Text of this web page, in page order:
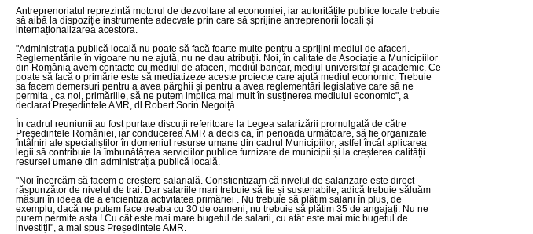
Antreprenoriatul reprezintă motorul de dezvoltare al economiei, iar autoritățile publice locale trebuie
să aibă la dispoziție instrumente adecvate prin care să sprijine antreprenorii locali și
internaționalizarea acestora.
"Administrația publică locală nu poate să facă foarte multe pentru a sprijini mediul de afaceri.
Reglementările în vigoare nu ne ajută, nu ne dau atribuții. Noi, în calitate de Asociație a Municipiilor
din România avem contacte cu mediul de afaceri, mediul bancar, mediul universitar și academic. Ce
poate să facă o primărie este să mediatizeze aceste proiecte care ajută mediul economic. Trebuie
sa facem demersuri pentru a avea pârghii și pentru a avea reglementări legislative care să ne
permita , ca noi, primăriile, să ne putem implica mai mult în susținerea mediului economic", a
declarat Președintele AMR, dl Robert Sorin Negoiță.
În cadrul reuniunii au fost purtate discuții referitoare la Legea salarizării promulgată de către
Președintele României, iar conducerea AMR a decis ca, în perioada următoare, să fie organizate
întâlniri ale specialiștilor în domeniul resurse umane din cadrul Municipiilor, astfel încât aplicarea
legii să contribuie la îmbunătățrea serviciilor publice furnizate de municipii și la creșterea calității
resursei umane din administrația publică locală.
"Noi încercăm să facem o creștere salarială. Constientizam că nivelul de salarizare este direct
răspunzător de nivelul de trai. Dar salariile mari trebuie să fie și sustenabile, adică trebuie săluăm
măsuri în ideea de a eficientiza activitatea primăriei . Nu trebuie să plătim salarii în plus, de
exemplu, dacă ne putem face treaba cu 30 de oameni, nu trebuie să plătim 35 de angajaţi. Nu ne
putem permite asta ! Cu cât este mai mare bugetul de salarii, cu atât este mai mic bugetul de
investiții", a mai spus Președintele AMR.